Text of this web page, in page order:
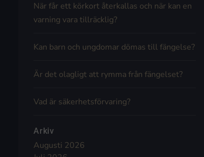
När får ett körkort återkallas och när kan en
varning vara tillräcklig?
Kan barn och ungdomar dömas till fängelse?
Är det olagligt att rymma från fängelset?
Vad är säkerhetsförvaring?
Arkiv
Augusti 2026